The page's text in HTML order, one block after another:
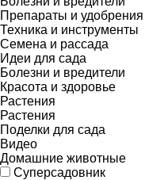
Препараты и удобрения
Техника и инструменты
Семена и рассада
Идеи для сада
Болезни и вредители
Красота и здоровье
Растения
Растения
Поделки для сада
Видео
Домашние животные
Суперсадовник